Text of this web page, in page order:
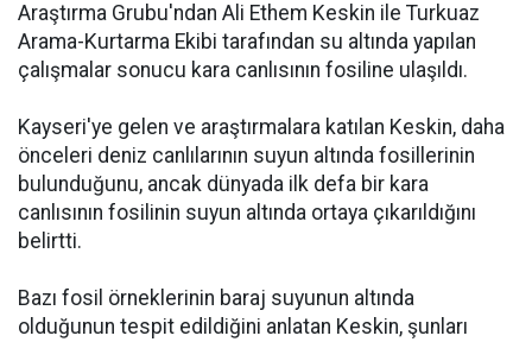
Araştırma Grubu'ndan Ali Ethem Keskin ile Turkuaz
Arama-Kurtarma Ekibi tarafından su altında yapılan
çalışmalar sonucu kara canlısının fosiline ulaşıldı.
Kayseri'ye gelen ve araştırmalara katılan Keskin, daha
önceleri deniz canlılarının suyun altında fosillerinin
bulunduğunu, ancak dünyada ilk defa bir kara
canlısının fosilinin suyun altında ortaya çıkarıldığını
belirtti.
Bazı fosil örneklerinin baraj suyunun altında
olduğunun tespit edildiğini anlatan Keskin, şunları